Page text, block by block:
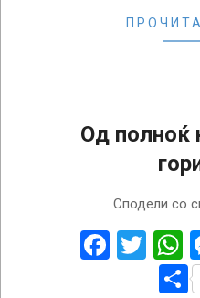
Од полноќ
Сподели со